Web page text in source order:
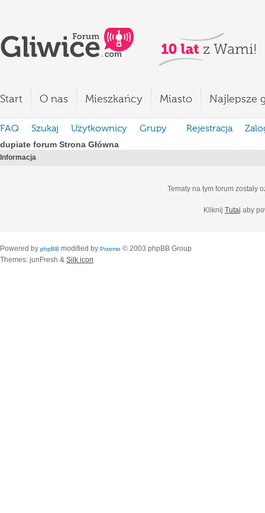
Start O nas Mieszkańcy Miasto Najlepsze
FAQ Szukaj Użytkownicy Grupy Rejestracja
dupiate forum Strona Główna
Informacja
Tematy na tym forum zostały
Kliknij Tutaj aby
Powered by phpBB modified by Przemo © 2003 phpBB Group
Themes: junFresh & Silk icon